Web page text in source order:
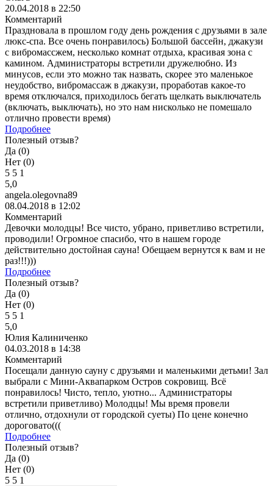
20.04.2018 в 22:50
Комментарий
Праздновала в прошлом году день рождения с друзьями в зале
люкс-спа. Все очень понравилось) Большой бассейн, джакузи
с вибромассжем, несколько комнат отдыха, красивая зона с
камином. Администраторы встретили дружелюбно. Из
минусов, если это можно так назвать, скорее это маленькое
неудобство, вибромассаж в джакузи, проработав какое-то
время отключался, приходилось бегать щелкать выключатель
(включать, выключать), но это нам нисколько не помешало
отлично провести время)
Подробнее
Полезный отзыв?
Да (0)
Нет (0)
5 5 1
5,0
angela.olegovna89
08.04.2018 в 12:02
Комментарий
Девочки молодцы! Все чисто, убрано, приветливо встретили,
проводили! Огромное спасибо, что в нашем городе
действительно достойная сауна! Обещаем вернутся к вам и не
раз!!!)))
Подробнее
Полезный отзыв?
Да (0)
Нет (0)
5 5 1
5,0
Юлия Калиниченко
04.03.2018 в 14:38
Комментарий
Посещали данную сауну с друзьями и маленькими детьми! Зал
выбрали с Мини-Аквапарком Остров сокровищ. Всё
понравилось! Чисто, тепло, уютно... Администраторы
встретили приветливо) Молодцы! Мы время провели
отлично, отдохнули от городской суеты) По цене конечно
дороговато(((
Подробнее
Полезный отзыв?
Да (0)
Нет (0)
5 5 1